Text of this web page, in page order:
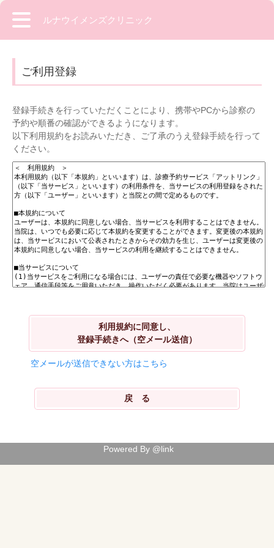
ルナウイメンズクリニック
ご利用登録
登録手続きを行っていただくことにより、携帯やPCから診察の
予約や順番の確認ができるようになります。
以下利用規約をお読みいただき、ご了承のうえ登録手続を行って
ください。
利用規約に同意し、
登録手続きへ（空メール送信）
空メールが送信できない方はこちら
Powered By @link